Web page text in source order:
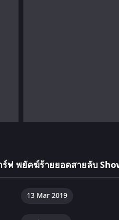
ฟ พยัคฆ์ร้ายยอดสายลับ
13 Mar 2019